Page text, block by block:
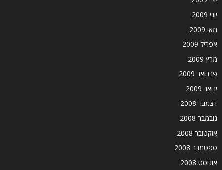
יוני 2009
מאי 2009
אפריל 2009
מרץ 2009
פברואר 2009
ינואר 2009
דצמבר 2008
נובמבר 2008
אוקטובר 2008
ספטמבר 2008
אוגוסט 2008